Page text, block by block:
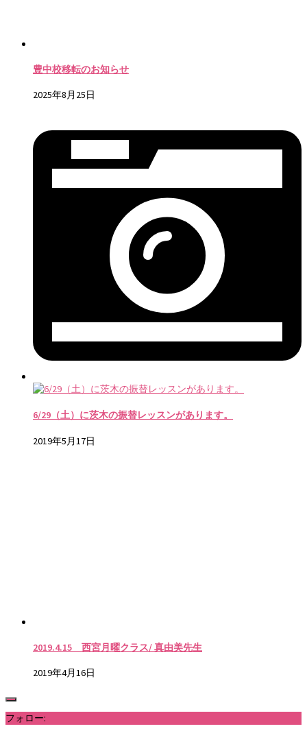
豊中校移転のお知らせ
2025年8月25日
6/29（土）に茨木の振替レッスンがあります。
2019年5月17日
2019.4.15 西宮月曜クラス/ 真由美先生
2019年4月16日
フォロー: